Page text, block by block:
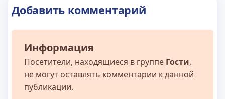
Добавить комментарий
Информация
Посетители, находящиеся в группе Гости,
не могут оставлять комментарии к данной
публикации.